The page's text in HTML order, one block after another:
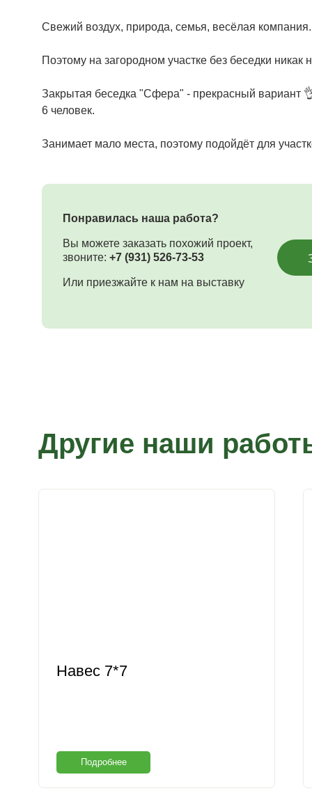
Свежий воздух, природа, семья, весёлая
Поэтому на загородном участке без беседки никак
Закрытая беседка "Сфера" - прекрасный вариант
6 человек.
Занимает мало места, поэтому подойдёт для
Понравилась наша работа?
Вы можете заказать похожий проект,
звоните: +7 (931) 526-73-53
Или приезжайте к нам на выставку
Другие наши
Навес 7*7
Подробнее